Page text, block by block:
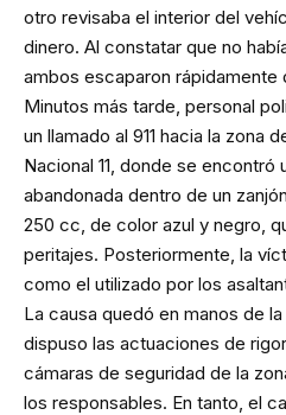
otro revisaba el interior del
dinero. Al constatar que no
ambos escaparon rápidamente
Minutos más tarde, personal
un llamado al 911 hacia la zona
Nacional 11, donde se encontró
abandonada dentro de un
250 cc, de color azul y negro,
peritajes. Posteriormente, la
como el utilizado por los
La causa quedó en manos de
dispuso las actuaciones de
cámaras de seguridad de la
los responsables. En tanto, el